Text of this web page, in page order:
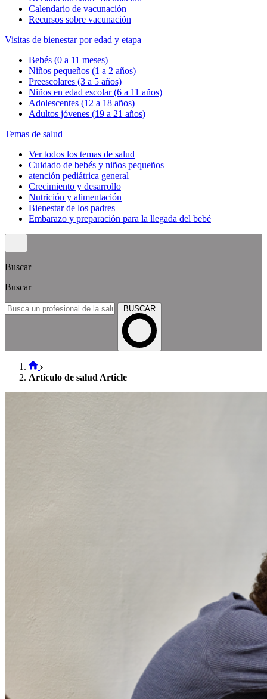
Calendario de vacunación
Recursos sobre vacunación
Visitas de bienestar por edad y etapa
Bebés (0 a 11 meses)
Niños pequeños (1 a 2 años)
Preescolares (3 a 5 años)
Niños en edad escolar (6 a 11 años)
Adolescentes (12 a 18 años)
Adultos jóvenes (19 a 21 años)
Temas de salud
Ver todos los temas de salud
Cuidado de bebés y niños pequeños
atención pediátrica general
Crecimiento y desarrollo
Nutrición y alimentación
Bienestar de los padres
Embarazo y preparación para la llegada del bebé
Buscar
Buscar
BUSCAR
Artículo de salud Article